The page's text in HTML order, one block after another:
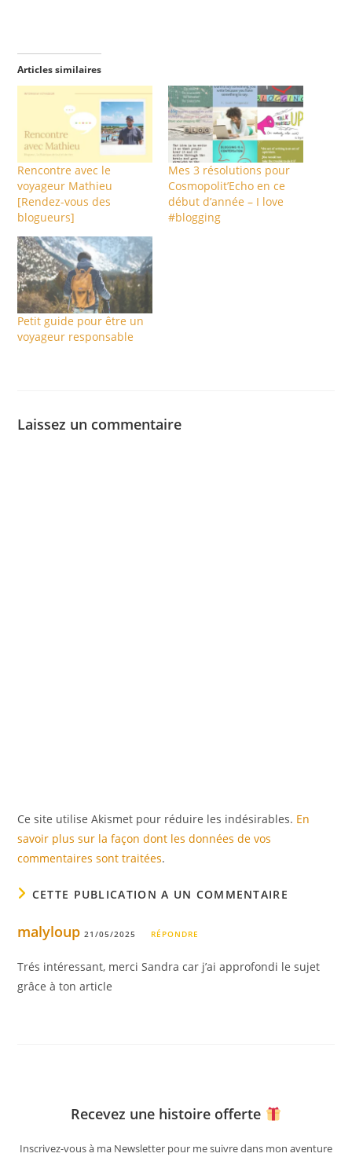
Articles similaires
Rencontre avec le
voyageur Mathieu
[Rendez-vous des
blogueurs]
Mes 3 résolutions pour
Cosmopolit’Echo en ce
début d’année – I love
#blogging
Petit guide pour être un
voyageur responsable
Laissez un commentaire
Ce site utilise Akismet pour réduire les indésirables. En
savoir plus sur la façon dont les données de vos
commentaires sont traitées.
CETTE PUBLICATION A UN COMMENTAIRE
malyloup 21/05/2025 RÉPONDRE
Trés intéressant, merci Sandra car j’ai approfondi le sujet
grâce à ton article
Recevez une histoire offerte
Inscrivez-vous à ma Newsletter pour me suivre dans mon aventure